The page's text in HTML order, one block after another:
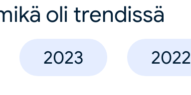
oli trendissä
2023 2022